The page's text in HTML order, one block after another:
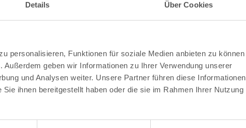
Details Über Cookies
personalisieren, Funktionen für soziale Medien anbieten zu können
geben wir Informationen zu Ihrer Verwendung unserer
und Analysen weiter. Unsere Partner führen diese Informationen
ihnen bereitgestellt haben oder die sie im Rahmen Ihrer Nutzung